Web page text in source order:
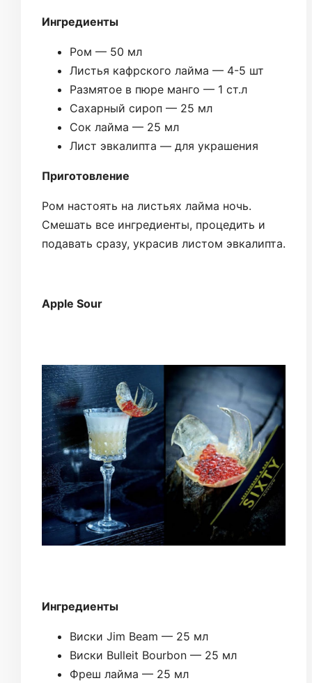
Ингредиенты
Ром — 50 мл
Листья кафрского лайма — 4-5 шт
Размятое в пюре манго — 1 ст.л
Сахарный сироп — 25 мл
Сок лайма — 25 мл
Лист эвкалипта — для украшения
Приготовление
Ром настоять на листьях лайма ночь.
Смешать все ингредиенты, процедить и
подавать сразу, украсив листом эвкалипта.
Apple Sour
Ингредиенты
Виски Jim Beam — 25 мл
Виски Bulleit Bourbon — 25 мл
Фреш лайма — 25 мл